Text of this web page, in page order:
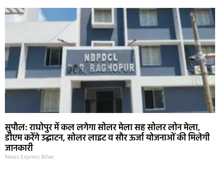
सुपौल: राघोपुर में कल लगेगा सोलर मेला सह सोलर लोन मेला,
डीएम करेंगे उद्घाटन, सोलर लाइट व सौर ऊर्जा योजनाओं की मिलेगी
जानकारी
News Express Bihar